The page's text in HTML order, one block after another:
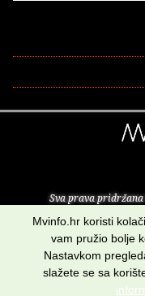
Sva prava
Mvinfo.hr koristi
vam pružio bolje
Nastavkom
slažete se sa